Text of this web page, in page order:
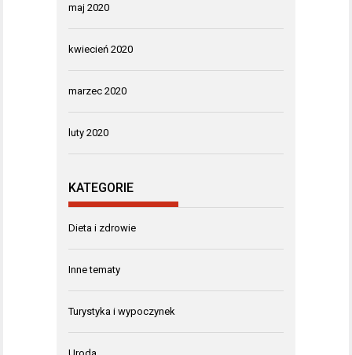
maj 2020
kwiecień 2020
marzec 2020
luty 2020
KATEGORIE
Dieta i zdrowie
Inne tematy
Turystyka i wypoczynek